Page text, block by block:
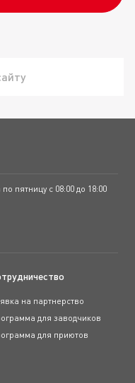
пятницу с 08:00 до 18:00
на партнерство
для заводчиков
для приютов